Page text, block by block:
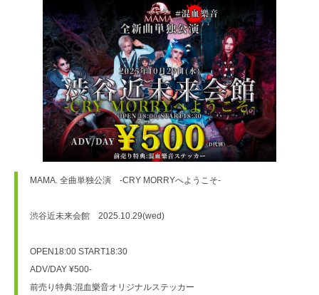
MAMA. 全曲単独公演　-CRY MORRYへようこそ-
渋谷近未来会館　2025.10.29(wed)
OPEN18:00 START18:30
ADV/DAY ¥500-
前売り特典:混血樂音オリジナルステッカー